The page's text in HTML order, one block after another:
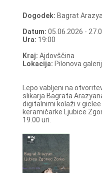
Dogodek: Bagrat
Datum: 05.06.2026 -
Ura: 19:00
Kraj: Ajdovščina
Lokacija: Pilonova
Lepo vabljeni na
slikarja Bagrata
digitalnimi kolaži v
keramičarke Ljubice
19.00 uri.